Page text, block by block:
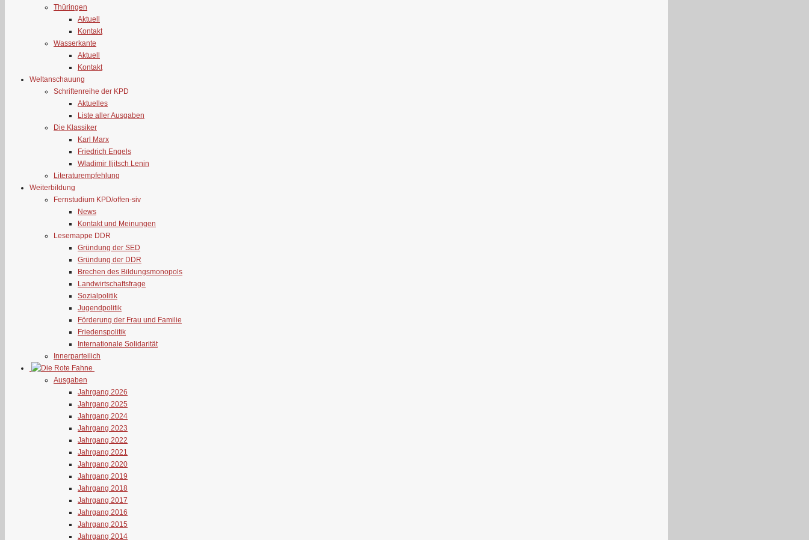
Thüringen
Aktuell
Kontakt
Wasserkante
Aktuell
Kontakt
Weltanschauung
Schriftenreihe der KPD
Aktuelles
Liste aller Ausgaben
Die Klassiker
Karl Marx
Friedrich Engels
Wladimir Iljitsch Lenin
Literaturempfehlung
Weiterbildung
Fernstudium KPD/offen-siv
News
Kontakt und Meinungen
Lesemappe DDR
Gründung der SED
Gründung der DDR
Brechen des Bildungsmonopols
Landwirtschaftsfrage
Sozialpolitik
Jugendpolitik
Förderung der Frau und Familie
Friedenspolitik
Internationale Solidarität
Innerparteilich
Ausgaben
Jahrgang 2026
Jahrgang 2025
Jahrgang 2024
Jahrgang 2023
Jahrgang 2022
Jahrgang 2021
Jahrgang 2020
Jahrgang 2019
Jahrgang 2018
Jahrgang 2017
Jahrgang 2016
Jahrgang 2015
Jahrgang 2014